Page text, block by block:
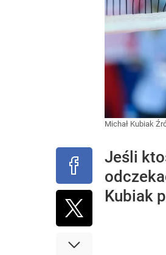
Michał Kubiak
Jeśli
Kubiak